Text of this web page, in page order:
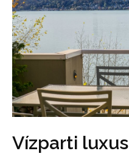
Vízparti luxus